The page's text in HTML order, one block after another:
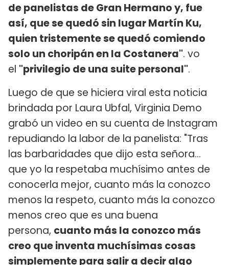
de panelistas de Gran Hermano y, fue
así, que se quedó sin lugar Martín Ku,
quien tristemente se quedó comiendo
solo un choripán en la Costanera". vo
el "privilegio de una suite personal".
Luego de que se hiciera viral esta noticia
brindada por Laura Ubfal, Virginia Demo
grabó un video en su cuenta de Instagram
repudiando la labor de la panelista: "Tras
las barbaridades que dijo esta señora...
que yo la respetaba muchísimo antes de
conocerla mejor, cuanto más la conozco
menos la respeto, cuanto más la conozco
menos creo que es una buena
persona, cuanto más la conozco más
creo que inventa muchísimas cosas
simplemente para salir a decir algo